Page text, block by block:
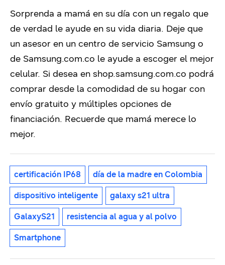
Sorprenda a mamá en su día con un regalo que
de verdad le ayude en su vida diaria. Deje que
un asesor en un centro de servicio Samsung o
de Samsung.com.co le ayude a escoger el mejor
celular. Si desea en shop.samsung.com.co podrá
comprar desde la comodidad de su hogar con
envío gratuito y múltiples opciones de
financiación. Recuerde que mamá merece lo
mejor.
certificación IP68 día de la madre en Colombia
dispositivo inteligente galaxy s21 ultra
GalaxyS21 resistencia al agua y al polvo
Smartphone